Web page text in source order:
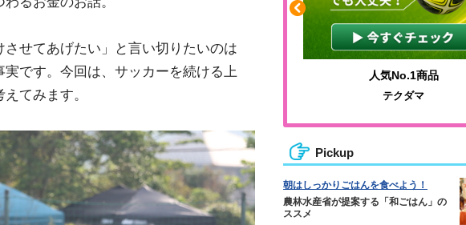
させてあげたい」と言い切りたいのは
です。今回は、サッカーを続ける上
てみます。
ふくらはぎの張りや疲れに 人気No.1商品
テクダマ
Pickup
朝はしっかりごはんを食べよう！
農林水産省が提案する「和ごはん」の
ススメ